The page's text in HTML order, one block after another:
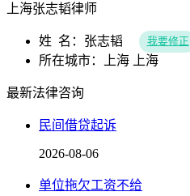
上海张志韬律师
姓 名：张志韬 我要修正
所在城市：上海 上海
最新法律咨询
民间借贷起诉
2026-08-06
单位拖欠工资不给